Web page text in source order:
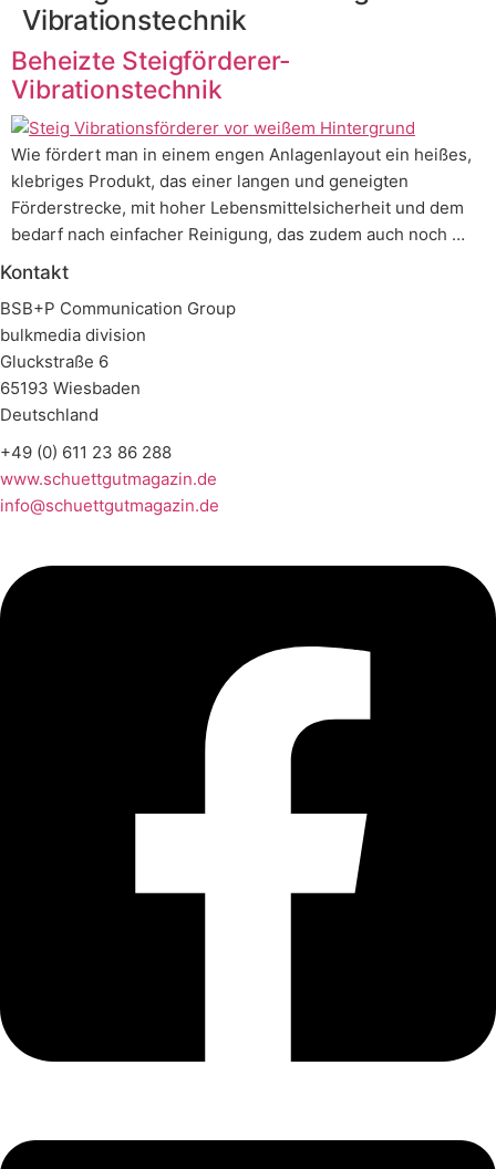
Vibrationstechnik
Beheizte Steigförderer-
Vibrationstechnik
Wie fördert man in einem engen Anlagenlayout ein heißes,
klebriges Produkt, das einer langen und geneigten
Förderstrecke, mit hoher Lebensmittelsicherheit und dem
bedarf nach einfacher Reinigung, das zudem auch noch …
Kontakt
BSB+P Communication Group
bulkmedia division
Gluckstraße 6
65193 Wiesbaden
Deutschland
+49 (0) 611 23 86 288
www.schuettgutmagazin.de
info@schuettgutmagazin.de